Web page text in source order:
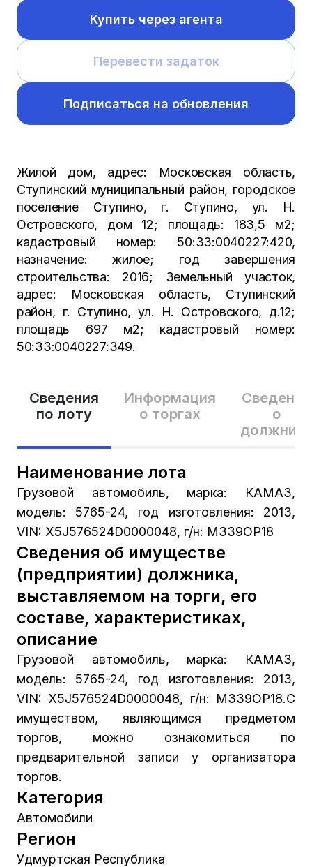
Сведения
по лоту
Информация
о торгах
Сведения
о
Наименование лота
Грузовой автомобиль, марка: КАМАЗ,
модель: 5765-24, год изготовления: 2013,
VIN: X5J576524D0000048, г/н: М339ОР18
Сведения об имуществе
(предприятии) должника,
выставляемом на торги, его
составе, характеристиках,
описание
Грузовой автомобиль, марка: КАМАЗ,
модель: 5765-24, год изготовления: 2013,
VIN: X5J576524D0000048, г/н: М339ОР18.С
имуществом, являющимся предметом
торгов, можно ознакомиться по
предварительной записи у организатора
торгов.
Категория
Автомобили
Регион
Удмуртская Республика
Купить через агента
Перевести задаток
Подписаться на обновления
Жилой дом, адрес: Московская область,
Ступинский муниципальный район, городское
поселение Ступино, г. Ступино, ул. Н.
Островского, дом 12; площадь: 183,5 м2;
кадастровый номер: 50:33:0040227:420,
назначение: жилое; год завершения
строительства: 2016; Земельный участок,
адрес: Московская область, Ступинский
район, г. Ступино, ул. Н. Островского, д.12;
площадь 697 м2; кадастровый номер:
50:33:0040227:349.